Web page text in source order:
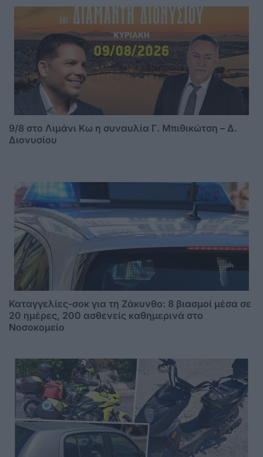
9/8 στο Λιμάνι Κω η συναυλία Γ. Μπιθικώτση – Δ.
Διονυσίου
Καταγγελίες-σοκ για τη Ζάκυνθο: 8 βιασμοί μέσα σε
20 ημέρες, 200 ασθενείς καθημερινά στο
Νοσοκομείο